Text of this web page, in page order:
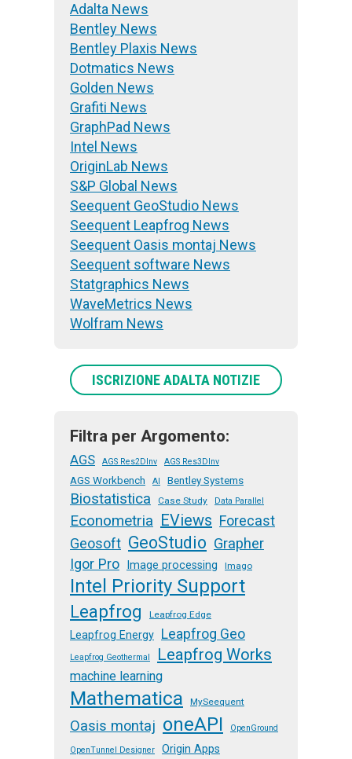
Adalta News
Bentley News
Bentley Plaxis News
Dotmatics News
Golden News
Grafiti News
GraphPad News
Intel News
OriginLab News
S&P Global News
Seequent GeoStudio News
Seequent Leapfrog News
Seequent Oasis montaj News
Seequent software News
Statgraphics News
WaveMetrics News
Wolfram News
ISCRIZIONE ADALTA NOTIZIE
Filtra per Argomento:
AGS AGS Res2DInv AGS Res3DInv
AGS Workbench AI Bentley Systems
Biostatistica Case Study Data Parallel
Econometria EViews Forecast
Geosoft GeoStudio Grapher
Igor Pro
Image processing Imago
Intel Priority Support
Leapfrog Leapfrog Edge
Leapfrog Energy Leapfrog Geo
Leapfrog Geothermal Leapfrog Works
machine learning
Mathematica MySeequent
Oasis montaj oneAPI OpenGround
OpenTunnel Designer Origin Apps